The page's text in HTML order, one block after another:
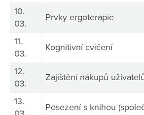
10.
03.
Prvky ergoterapie
11.
03.
Kognitivní cvičení
12.
03.
Zajištění nákupů
13.
Posezení s knihou